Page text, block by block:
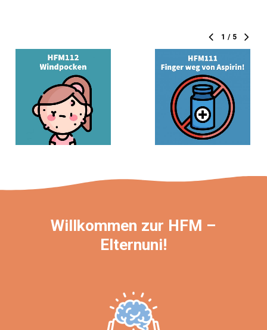
1 / 5
Willkommen zur HFM –
Elternuni!